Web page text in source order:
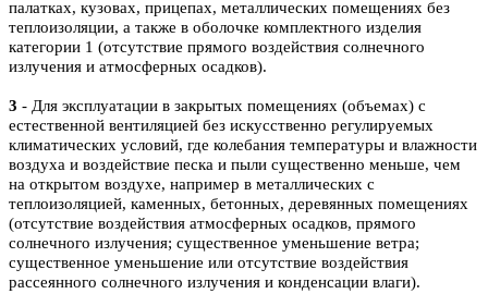
палатках, кузовах, прицепах, металлических помещениях без
теплоизоляции, а также в оболочке комплектного изделия
категории 1 (отсутствие прямого воздействия солнечного
излучения и атмосферных осадков).
3 - Для эксплуатации в закрытых помещениях (объемах) с
естественной вентиляцией без искусственно регулируемых
климатических условий, где колебания температуры и влажности
воздуха и воздействие песка и пыли существенно меньше, чем
на открытом воздухе, например в металлических с
теплоизоляцией, каменных, бетонных, деревянных помещениях
(отсутствие воздействия атмосферных осадков, прямого
солнечного излучения; существенное уменьшение ветра;
существенное уменьшение или отсутствие воздействия
рассеянного солнечного излучения и конденсации влаги).